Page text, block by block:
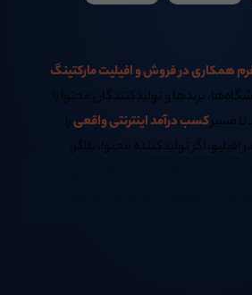
همکاری در فروش و افیلیت مارکتینگ
برندها و تولیدکنندگان محتوا را
مسیرکسب درآمد اینترنتی واقعیرا
اگر تولیدکننده محتوا، بلاگر،
در خانه